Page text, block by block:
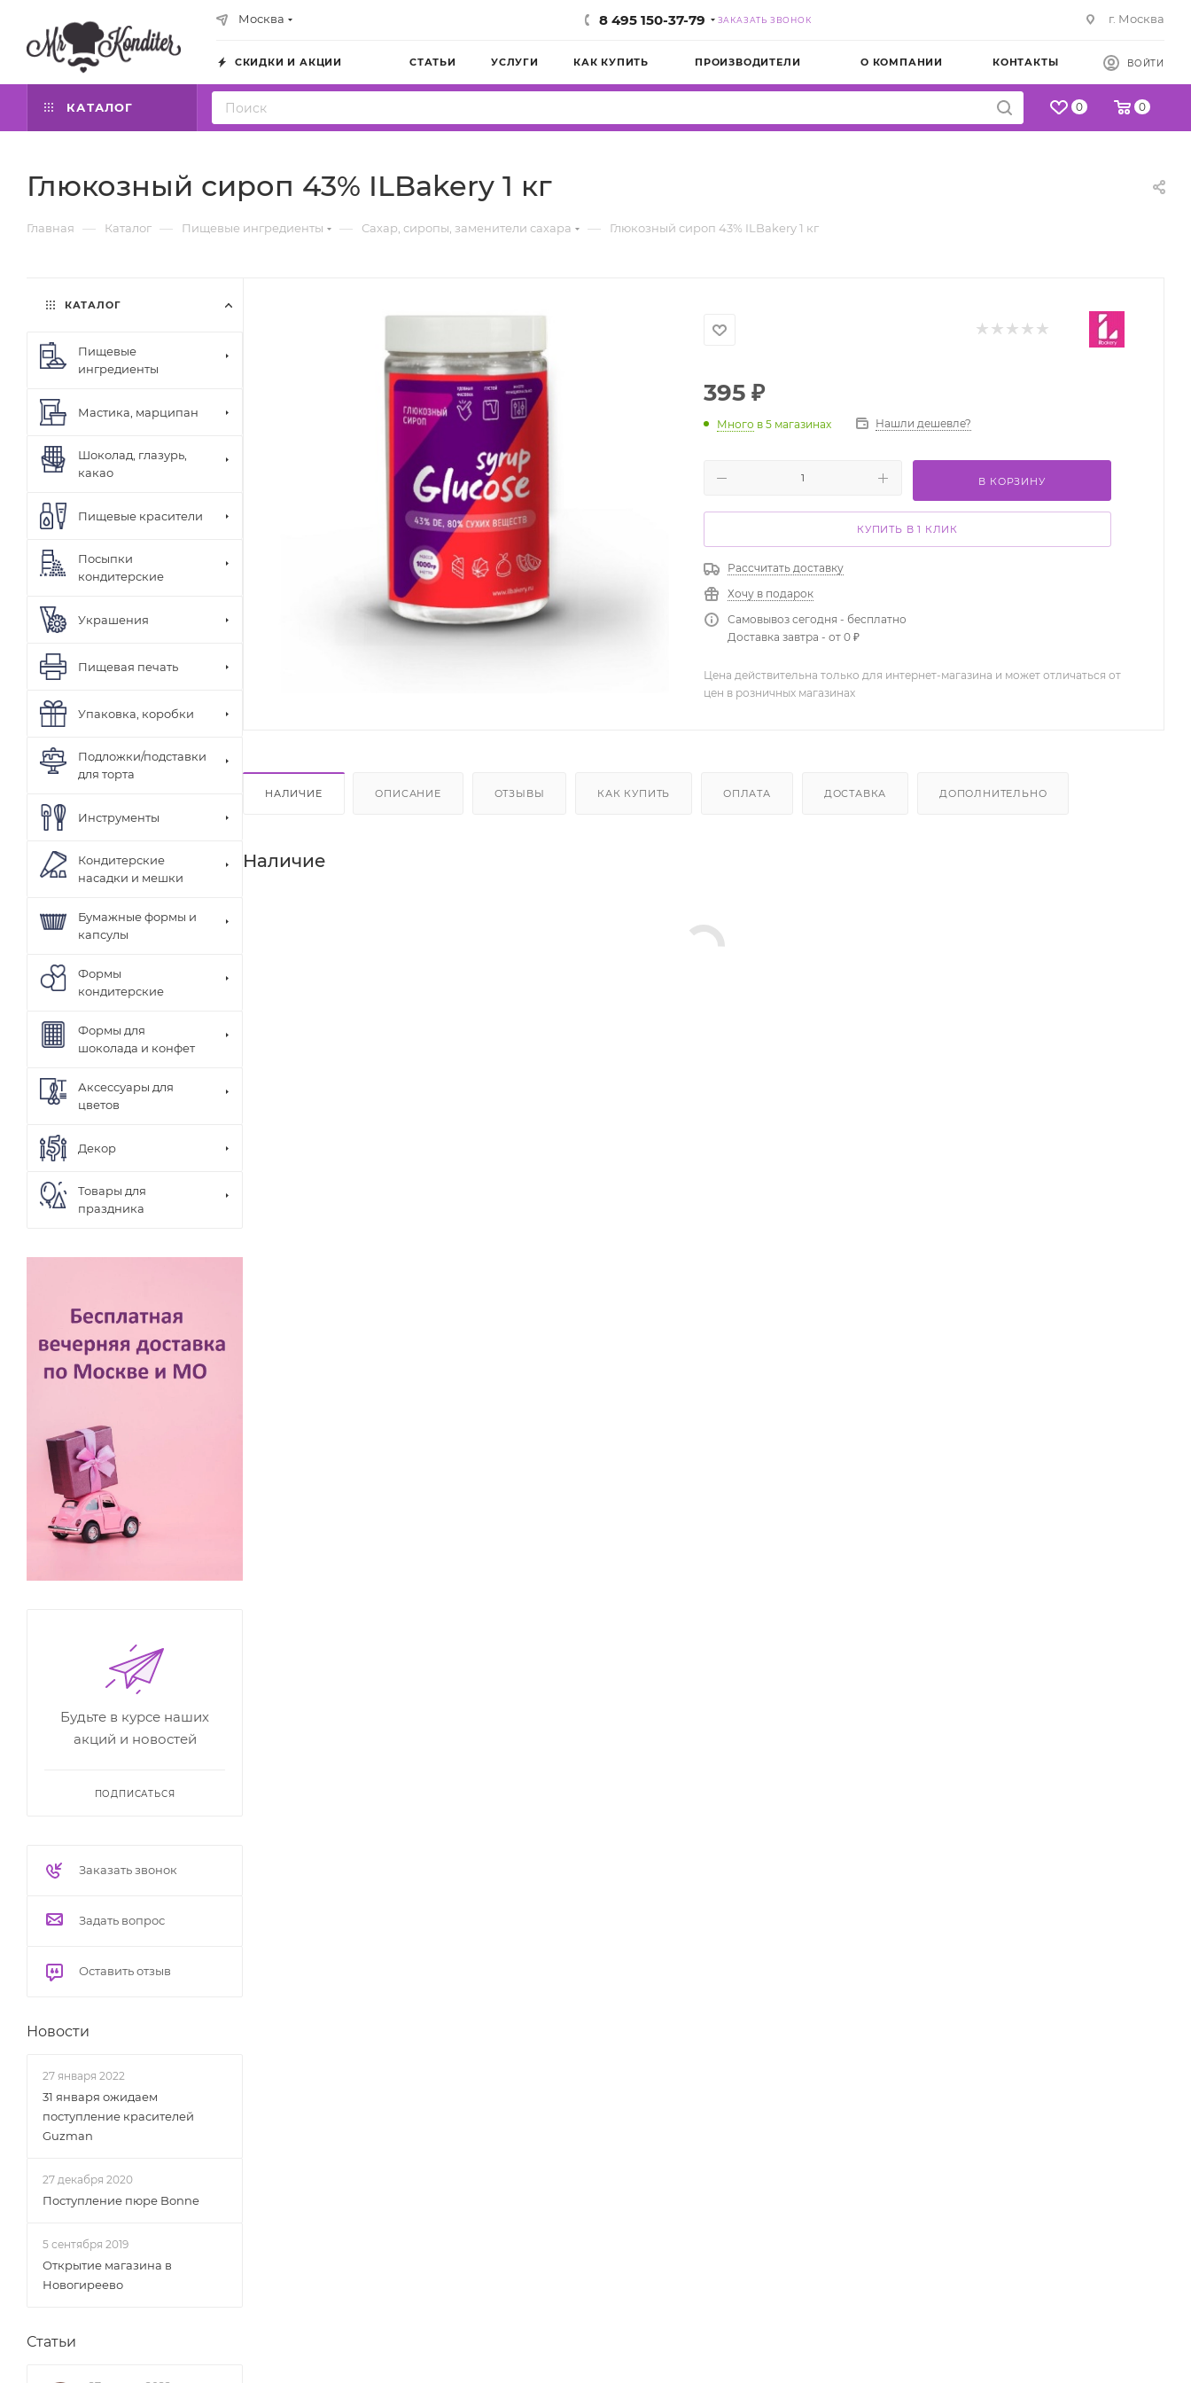
Москва 8 495 150-37-79 ЗАКАЗАТЬ ЗВОНОК г. Москва
СКИДКИ И АКЦИИ СТАТЬИ УСЛУГИ КАК КУПИТЬ ПРОИЗВОДИТЕЛИ О КОМПАНИИ КОНТАКТЫ ВОЙТИ
КАТАЛОГ 0 0
Глюкозный сироп 43% ILBakery 1 кг
Главная — Каталог — Пищевые ингредиенты — Сахар, сиропы, заменители сахара — Глюкозный сироп 43% ILBakery 1 кг
395 ₽
Много в 5 магазинах Нашли дешевле?
В КОРЗИНУ
КУПИТЬ В 1 КЛИК
Рассчитать доставку
Хочу в подарок
Самовывоз сегодня - бесплатно
Доставка завтра - от 0 ₽
Цена действительна только для интернет-магазина и может отличаться от
цен в розничных магазинах
НАЛИЧИЕ ОПИСАНИЕ ОТЗЫВЫ КАК КУПИТЬ ОПЛАТА ДОСТАВКА ДОПОЛНИТЕЛЬНО
Наличие
КАТАЛОГ
Пищевые
ингредиенты
Мастика, марципан
Шоколад, глазурь,
какао
Пищевые красители
Посыпки
кондитерские
Украшения
Пищевая печать
Упаковка, коробки
Подложки/подставки
для торта
Инструменты
Кондитерские
насадки и мешки
Бумажные формы и
капсулы
Формы
кондитерские
Формы для
шоколада и конфет
Аксессуары для
цветов
Декор
Товары для
праздника
Будьте в курсе наших
акций и новостей
ПОДПИСАТЬСЯ
Заказать звонок
Задать вопрос
Оставить отзыв
Новости
27 января 2022
31 января ожидаем
поступление красителей
Guzman
27 декабря 2020
Поступление пюре Bonne
5 сентября 2019
Открытие магазина в
Новогиреево
Статьи